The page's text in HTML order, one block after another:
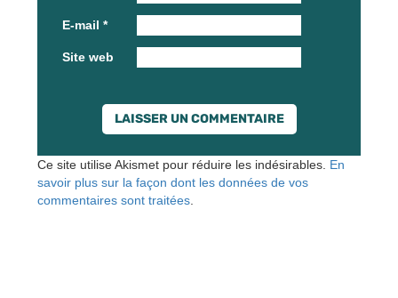
E-mail *
Site web
Ce site utilise Akismet pour réduire les indésirables. En
savoir plus sur la façon dont les données de vos
commentaires sont traitées